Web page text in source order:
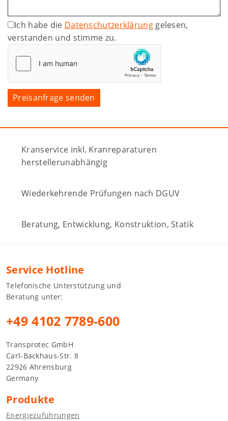
Ich habe die Datenschutzerklärunggelesen,
verstanden und stimme zu.
Kranservice inkl. Kranreparaturen
herstellerunabhängig
Wiederkehrende Prüfungen nach DGUV
Beratung, Entwicklung, Konstruktion, Statik
Service Hotline
Telefonische Unterstützung und
Beratung unter:
+49 4102 7789-600
Transprotec GmbH
Carl-Backhaus-Str. 8
22926 Ahrensburg
Germany
Produkte
Energiezuführungen